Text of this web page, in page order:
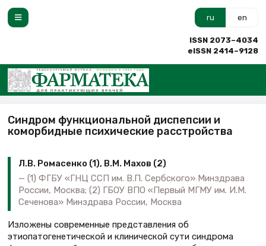
ru en
ISSN 2073–4034
eISSN 2414–9128
Синдром функциональной диспепсии и
коморбидные психические расстройства
Л.В. Ромасенко (1), В.М. Махов (2)
(1) ФГБУ «ГНЦ ССП им. В.П. Сербского» Минздрава
России, Москва; (2) ГБОУ ВПО «Первый МГМУ им. И.М.
Сеченова» Минздрава России, Москва
Изложены современные представления об
этиопатогенетической и клинической сути синдрома